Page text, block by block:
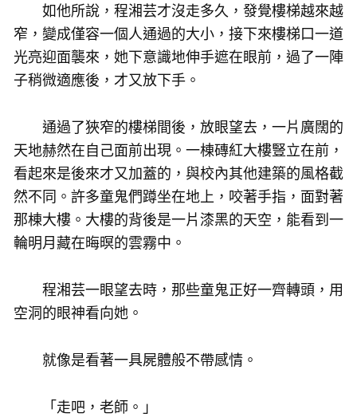
如他所說，程湘芸才沒走多久，發覺樓梯越來越
窄，變成僅容一個人通過的大小，接下來樓梯口一道
光亮迎面襲來，她下意識地伸手遮在眼前，過了一陣
子稍微適應後，才又放下手。
通過了狹窄的樓梯間後，放眼望去，一片廣闊的
天地赫然在自己面前出現。一棟磚紅大樓豎立在前，
看起來是後來才又加蓋的，與校內其他建築的風格截
然不同。許多童鬼們蹲坐在地上，咬著手指，面對著
那棟大樓。大樓的背後是一片漆黑的天空，能看到一
輪明月藏在晦暝的雲霧中。
程湘芸一眼望去時，那些童鬼正好一齊轉頭，用
空洞的眼神看向她。
就像是看著一具屍體般不帶感情。
「走吧，老師。」